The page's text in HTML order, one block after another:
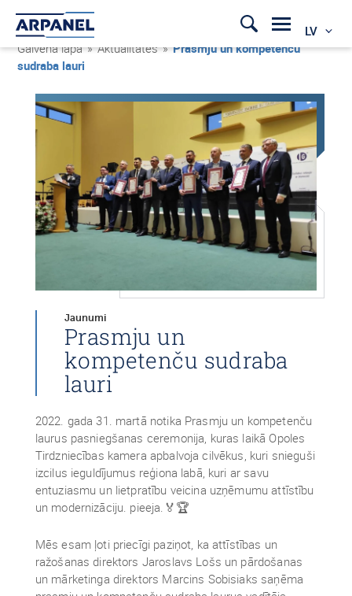
LV
Galvenā lapa » Aktualitātes »Prasmju un kompetenču
sudraba lauri
Jaunumi
Prasmju un
kompetenču sudraba
lauri
2022. gada 31. martā notika Prasmju un kompetenču
laurus pasniegšanas ceremonija, kuras laikā Opoles
Tirdzniecības kamera apbalvoja cilvēkus, kuri snieguši
izcilus ieguldījumus reģiona labā, kuri ar savu
entuziasmu un lietpratību veicina uzņēmumu attīstību
un modernizāciju. pieeja.🏅🏆
Mēs esam ļoti priecīgi paziņot, ka attīstības un
ražošanas direktors Jaroslavs Lošs un pārdošanas
un mārketinga direktors Marcins Sobisiaks saņēma